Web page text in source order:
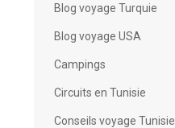
Blog voyage Turquie
Blog voyage USA
Campings
Circuits en Tunisie
Conseils voyage Tunisie